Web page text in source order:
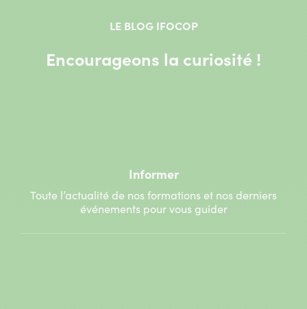
LE BLOG IFOCOP
Encourageons la curiosité !
Informer
Toute l’actualité de nos formations et nos derniers
événements pour vous guider